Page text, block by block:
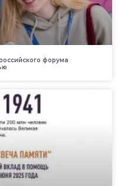
форума